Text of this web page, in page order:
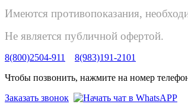
Имеются противопоказания,
Не является публичной офертой.
8(800)2504-911
8(983)191-2101
Чтобы позвонить, нажмите на номер
Заказать звонок